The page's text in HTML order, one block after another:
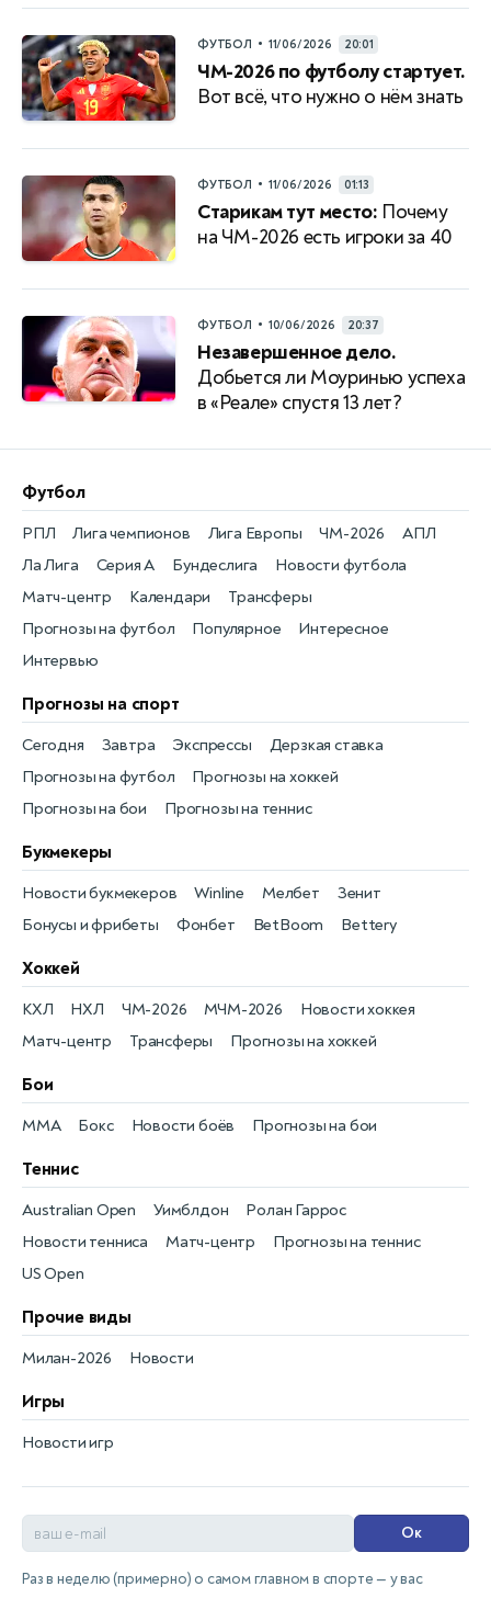
ФУТБОЛ • 11/06/2026 20:01
ЧМ-2026 по футболу стартует.
Вот всё, что нужно о нём знать
ФУТБОЛ • 11/06/2026 01:13
Старикам тут место: Почему
на ЧМ-2026 есть игроки за 40
ФУТБОЛ • 10/06/2026 20:37
Незавершенное дело.
Добьется ли Моуринью успеха
в «Реале» спустя 13 лет?
Футбол
Новости футбола
РПЛ
Матч-центр
Лига чемпионов
Календари
Лига Европы
Трансферы
ЧМ-2026
Прогнозы на футбол
АПЛ
Популярное
Ла Лига
Интересное
Серия А
Интервью
Бундеслига
Прогнозы на спорт
Прогнозы на футбол
Сегодня
Прогнозы на хоккей
Завтра
Прогнозы на бои
Экспрессы
Прогнозы на теннис
Дерзкая ставка
Букмекеры
Бонусы и фрибеты
Новости букмекеров
Фонбет
Winline
BetBoom
Мелбет
Bettery
Зенит
Хоккей
Новости хоккея
КХЛ
Матч-центр
НХЛ
Трансферы
ЧМ-2026
Прогнозы на хоккей
МЧМ-2026
Бои
Новости боёв
MMA Прогнозы на бои
Бокс
Теннис
Новости тенниса
Australian Open
Матч-центр
Уимблдон
Прогнозы на теннис
Ролан Гаррос
US Open
Прочие виды
Новости
Милан-2026
Игры
Новости игр
Ок
Раз в неделю (примерно) о самом главном в спорте — у вас